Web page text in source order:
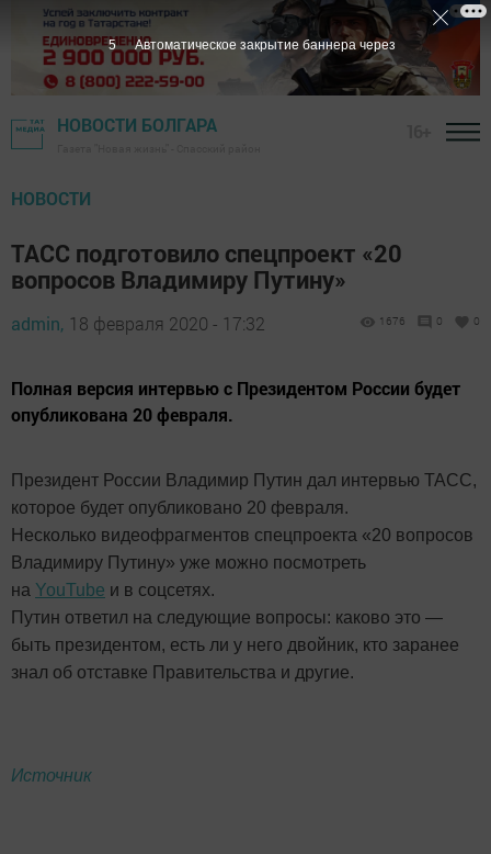
НОВОСТИ БОЛГАРА
НОВОСТИ
ТАСС подготовило спецпроект «20
вопросов Владимиру Путину»
admin, 18 февраля 2020 - 17:32 1676 0 0
Полная версия интервью с Президентом России будет
опубликована 20 февраля.
Президент России Владимир Путин дал интервью ТАСС,
которое будет опубликовано 20 февраля.
Несколько видеофрагментов спецпроекта «20 вопросов
Владимиру Путину» уже можно посмотреть
на YouTube и в соцсетях.
Путин ответил на следующие вопросы: каково это —
быть президентом, есть ли у него двойник, кто заранее
знал об отставке Правительства и другие.
Источник
4 Автоматическое закрытие баннера через